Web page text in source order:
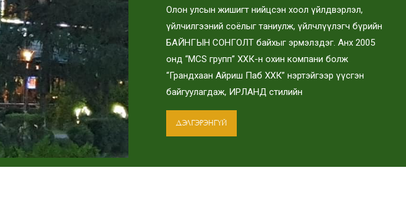
Олон улсын жишигт нийцсэн хоол үйлдвэрлэл,
үйлчилгээний соёлыг таниулж, үйлчлүүлэгч бүрийн
БАЙНГЫН СОНГОЛТ байхыг эрмэлздэг. Анх 2005
онд “MCS групп” ХХК-н охин компани болж
“Грандхаан Айриш Паб ХХК” нэртэйгээр үүсгэн
байгуулагдаж, ИРЛАНД стилийн
ДЭЛГЭРЭНГҮЙ